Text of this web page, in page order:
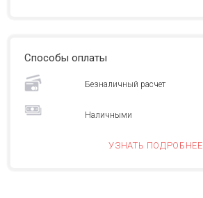
Способы оплаты
Безналичный расчет
Наличными
УЗНАТЬ ПОДРОБНЕЕ